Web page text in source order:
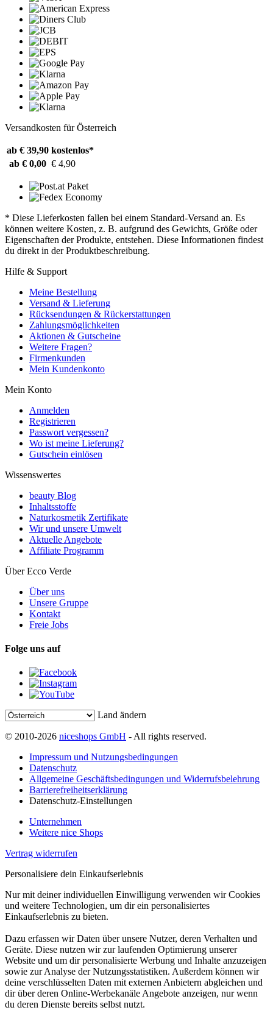
Versandkosten für Österreich
ab € 39,90 kostenlos*
ab € 0,00 € 4,90
* Diese Lieferkosten fallen bei einem Standard-Versand an. Es
können weitere Kosten, z. B. aufgrund des Gewichts, Größe oder
Eigenschaften der Produkte, entstehen. Diese Informationen findest
du direkt in der Produktbeschreibung.
Hilfe & Support
Meine Bestellung
Versand & Lieferung
Rücksendungen & Rückerstattungen
Zahlungsmöglichkeiten
Aktionen & Gutscheine
Weitere Fragen?
Firmenkunden
Mein Kundenkonto
Mein Konto
Anmelden
Registrieren
Passwort vergessen?
Wo ist meine Lieferung?
Gutschein einlösen
Wissenswertes
beauty Blog
Inhaltsstoffe
Naturkosmetik Zertifikate
Wir und unsere Umwelt
Aktuelle Angebote
Affiliate Programm
Über Ecco Verde
Über uns
Unsere Gruppe
Kontakt
Freie Jobs
Folge uns auf
Land ändern
© 2010-2026 niceshops GmbH - All rights reserved.
Impressum und Nutzungsbedingungen
Datenschutz
Allgemeine Geschäftsbedingungen und Widerrufsbelehrung
Barrierefreiheitserklärung
Datenschutz-Einstellungen
Unternehmen
Weitere nice Shops
Vertrag widerrufen
Personalisiere dein Einkaufserlebnis
Nur mit deiner individuellen Einwilligung verwenden wir Cookies
und weitere Technologien, um dir ein personalisiertes
Einkaufserlebnis zu bieten.
Dazu erfassen wir Daten über unsere Nutzer, deren Verhalten und
Geräte. Diese nutzen wir zur laufenden Optimierung unserer
Website und um dir personalisierte Werbung und Inhalte anzuzeigen
sowie zur Analyse der Nutzungsstatistiken. Außerdem können wir
deine verschlüsselten Daten mit externen Anbietern abgleichen und
dir über deren Online-Werbekanäle Angebote anzeigen, nur wenn
du deren Dienste bereits selbst nutzt.